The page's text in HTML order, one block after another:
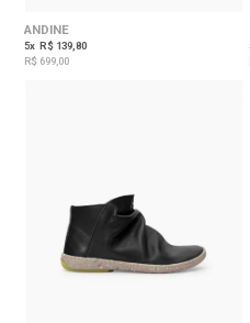
ANDINE
5x R$ 139,80
R$ 699,00